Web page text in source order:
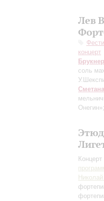
Лев
концерт
Брукнер
соль
Сметана